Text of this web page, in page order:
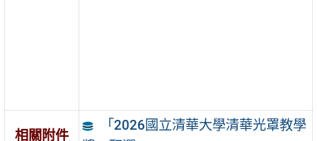
相關附件
「2026國立清華大學清華光罩教學